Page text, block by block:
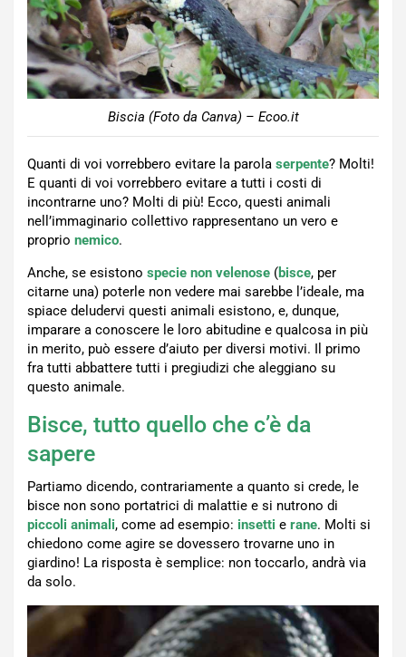
Biscia (Foto da Canva) – Ecoo.it
Quanti di voi vorrebbero evitare la parola serpente? Molti!
E quanti di voi vorrebbero evitare a tutti i costi di
incontrarne uno? Molti di più! Ecco, questi animali
nell’immaginario collettivo rappresentano un vero e
proprio nemico.
Anche, se esistono specie non velenose (bisce, per
citarne una) poterle non vedere mai sarebbe l’ideale, ma
spiace deludervi questi animali esistono, e, dunque,
imparare a conoscere le loro abitudine e qualcosa in più
in merito, può essere d’aiuto per diversi motivi. Il primo
fra tutti abbattere tutti i pregiudizi che aleggiano su
questo animale.
Bisce, tutto quello che c’è da
sapere
Partiamo dicendo, contrariamente a quanto si crede, le
bisce non sono portatrici di malattie e si nutrono di
piccoli animali, come ad esempio: insetti e rane. Molti si
chiedono come agire se dovessero trovarne uno in
giardino! La risposta è semplice: non toccarlo, andrà via
da solo.